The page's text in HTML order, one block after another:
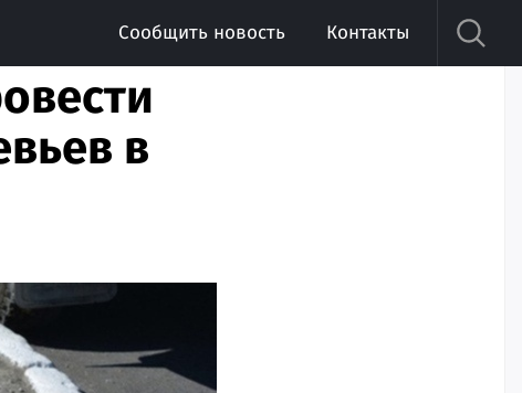
Сообщить новость Контакты
в